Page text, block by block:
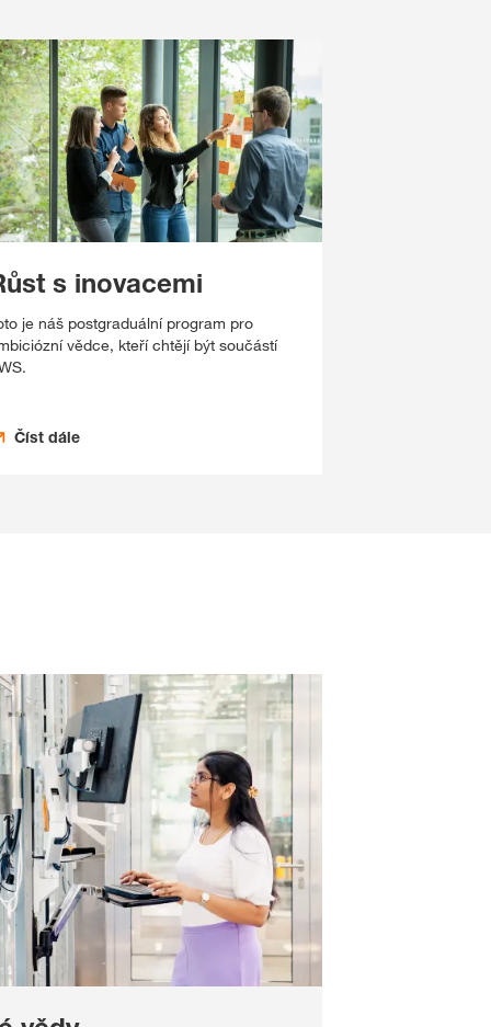
s inovacemi
je náš postgraduální program pro
vědce, kteří chtějí být součástí
Číst dále